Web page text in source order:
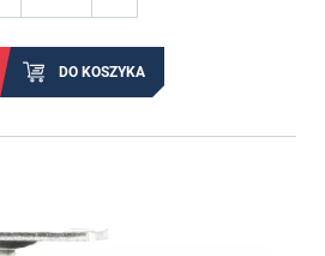
DO KOSZYKA